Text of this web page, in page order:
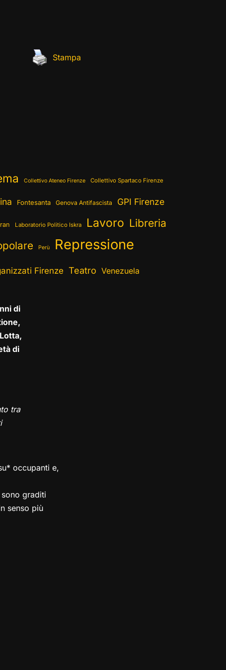
Stampa
Collettivo Ateneo Firenze Collettivo Spartaco Firenze
Fontesanta Genova Antifascista GPI Firenze
Laboratorio Politico Iskra Lavoro Libreria
Perù Repressione
Firenze Teatro Venezuela
di
di
tra
occupanti e,
sono graditi
senso più